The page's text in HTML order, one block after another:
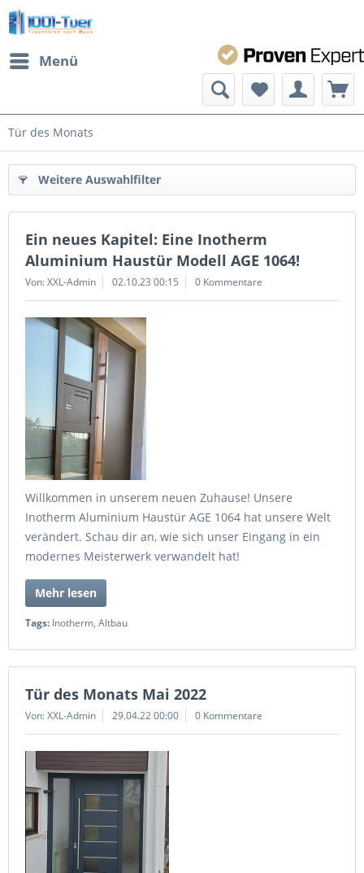
Menü
Tür des Monats
Weitere Auswahlfilter
Ein neues Kapitel: Eine Inotherm
Aluminium Haustür Modell AGE 1064!
Von: XXL-Admin 02.10.23 00:15 0 Kommentare
Willkommen in unserem neuen Zuhause! Unsere
Inotherm Aluminium Haustür AGE 1064 hat unsere Welt
verändert. Schau dir an, wie sich unser Eingang in ein
modernes Meisterwerk verwandelt hat!
Mehr lesen
Tags: Inotherm, Altbau
Tür des Monats Mai 2022
Von: XXL-Admin 29.04.22 00:00 0 Kommentare